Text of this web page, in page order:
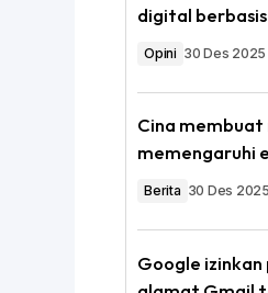
digital
Opini 30 Des 2025
Cina
memengaruhi
Berita 30 Des 2025
Google